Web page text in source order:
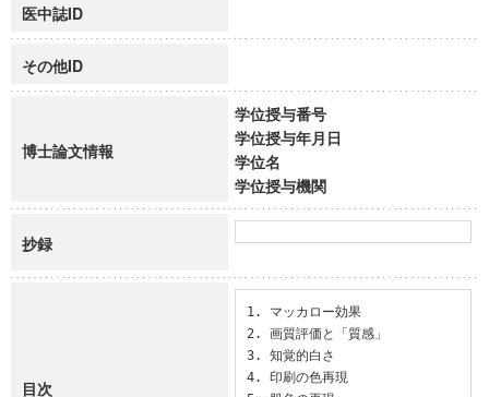
医中誌ID
その他ID
博士論文情報
学位授与番号
学位授与年月日
学位名
学位授与機関
抄録
目次
1. マッカロー効果
2. 画質評価と「質感」
3. 知覚的白さ
4. 印刷の色再現